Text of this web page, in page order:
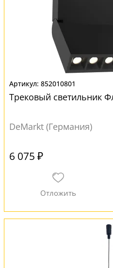
852010801
Трековый светильник
DeMarkt (Германия)
6 075 ₽